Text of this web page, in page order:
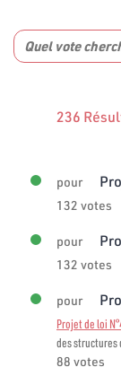
236
pour
132 votes
pour
132 votes
pour
Projet de loi
des structures
88 votes